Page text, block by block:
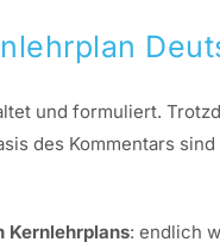
und formuliert.
des Kommentars
Kernlehrplans: endlich